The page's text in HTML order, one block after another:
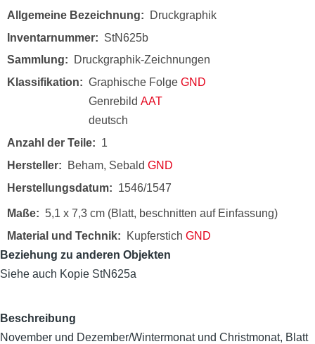
Allgemeine Bezeichnung
Druckgraphik
Inventarnummer
StN625b
Sammlung
Druckgraphik-Zeichnungen
Klassifikation
Graphische Folge GND
Genrebild AAT
deutsch
Anzahl der Teile
1
Hersteller
Beham, Sebald GND
Herstellungsdatum
1546/1547
Maße
5,1 x 7,3 cm (Blatt, beschnitten auf Einfassung)
Material und Technik
Kupferstich GND
Beziehung zu anderen Objekten
Siehe auch Kopie StN625a
Beschreibung
November und Dezember/Wintermonat und Christmonat, Blatt